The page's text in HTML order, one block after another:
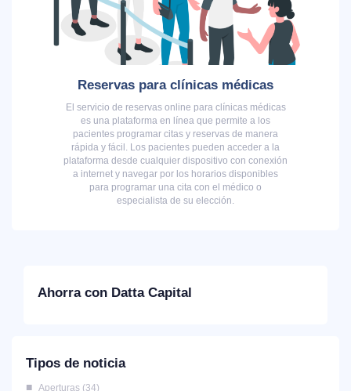
Reservas para clínicas médicas
El servicio de reservas online para clínicas médicas
es una plataforma en línea que permite a los
pacientes programar citas y reservas de manera
rápida y fácil. Los pacientes pueden acceder a la
plataforma desde cualquier dispositivo con conexión
a internet y navegar por los horarios disponibles
para programar una cita con el médico o
especialista de su elección.
Ahorra con Datta Capital
Tipos de noticia
Aperturas 34